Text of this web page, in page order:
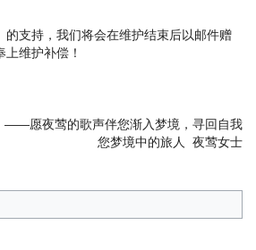
的支持，我们将会在维护结束后以邮件赠
维护补偿！
——愿夜莺的歌声伴您渐入梦境，寻回自我
您梦境中的旅人 夜莺女士